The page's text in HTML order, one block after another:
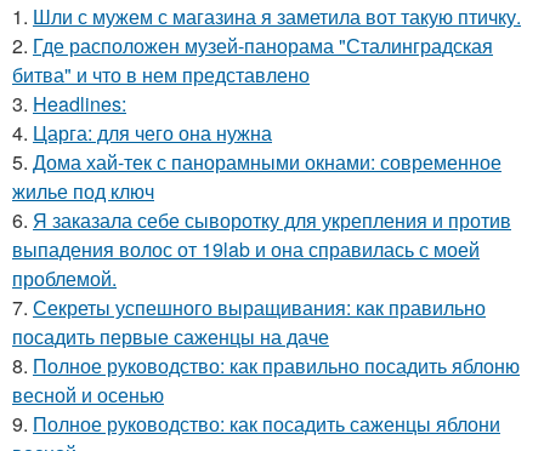
1. Шли с мужем с магазина я заметила вот такую птичку.
2. Где расположен музей-панорама "Сталинградская
битва" и что в нем представлено
3. Headlines:
4. Царга: для чего она нужна
5. Дома хай-тек с панорамными окнами: современное
жилье под ключ
6. Я заказала себе сыворотку для укрепления и против
выпадения волос от 19lab и она справилась с моей
проблемой.
7. Секреты успешного выращивания: как правильно
посадить первые саженцы на даче
8. Полное руководство: как правильно посадить яблоню
весной и осенью
9. Полное руководство: как посадить саженцы яблони